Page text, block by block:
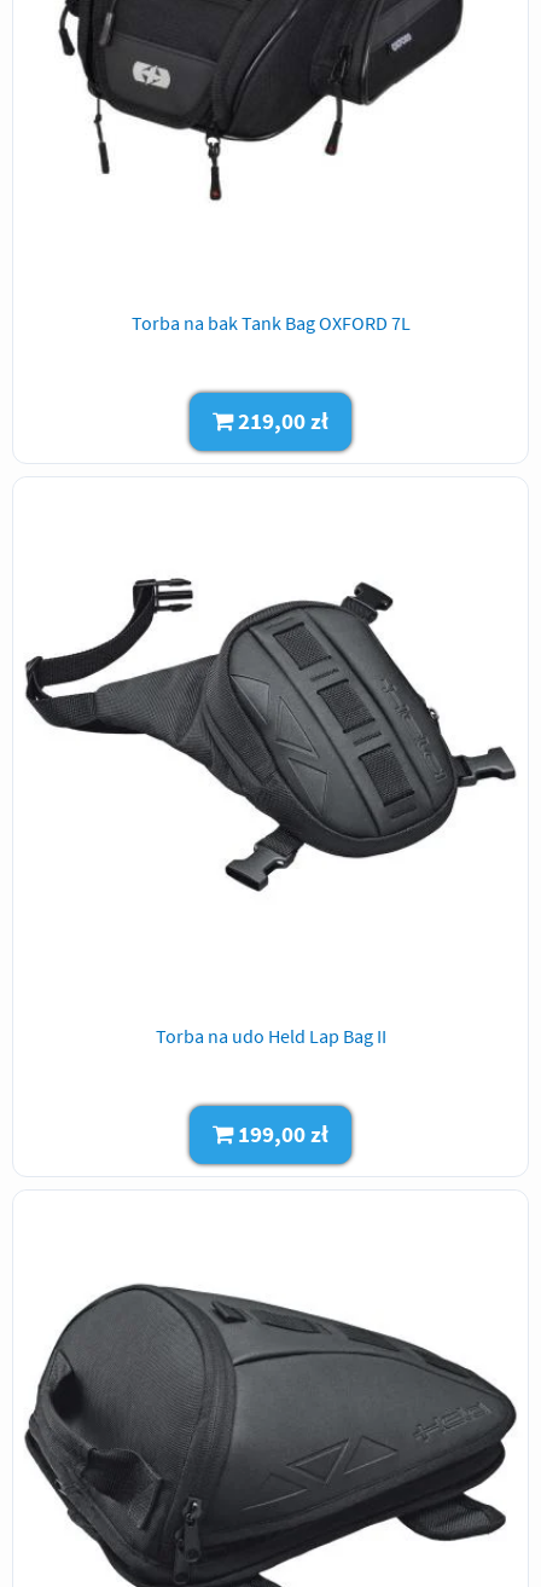
Torba na bak Tank Bag OXFORD 7L
219,00 zł
Torba na udo Held Lap Bag II
199,00 zł